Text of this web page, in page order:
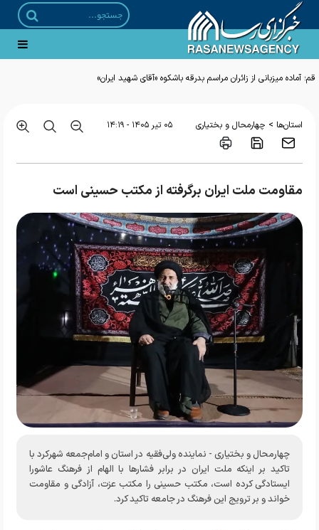
قم؛ آماده میزبانی از زائران مراسم بدرقه باشکوه «آقای شهید ایران»
استان‌ها > چهارمحال و بختیاری ۰۵ تير ۱۴۰۵ - ۱۴:۱۹
مقاومت ملت ایران برگرفته از مکتب حسینی است
چهارمحال و بختیاری - نماینده ولی‌فقیه در استان و امام‌جمعه شهرکرد با
تاکید بر اینکه ملت ایران در برابر فشارها با الهام از فرهنگ عاشورا
ایستادگی کرده است، مکتب حسینی را مکتب عزت، آزادگی و مقاومت
خواند و بر ترویج این فرهنگ در جامعه تاکید کرد.